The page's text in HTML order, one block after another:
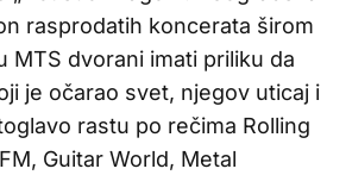
rasprodatih koncerata širom
MTS dvorani imati priliku da
je očarao svet, njegov uticaj i
rastu po rečima Rolling
Guitar World, Metal